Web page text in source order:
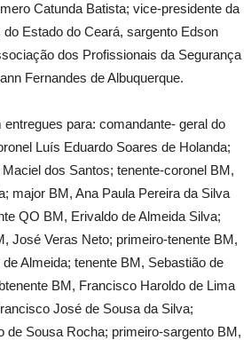
Catunda Batista; vice-presidente da
Estado do Ceará, sargento Edson
dos Profissionais da Segurança
Fernandes de Albuquerque.
para: comandante- geral do
Luís Eduardo Soares de Holanda;
dos Santos; tenente-coronel BM,
major BM, Ana Paula Pereira da Silva
QO BM, Erivaldo de Almeida Silva;
José Veras Neto; primeiro-tenente BM,
Almeida; tenente BM, Sebastião de
BM, Francisco Haroldo de Lima
José de Sousa da Silva;
de Sousa Rocha; primeiro-sargento BM,